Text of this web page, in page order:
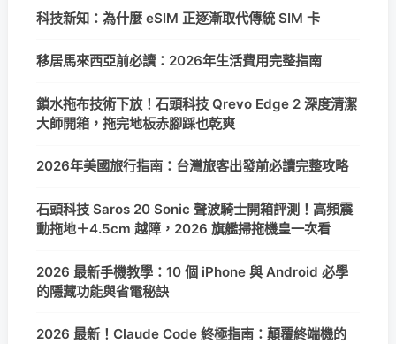
科技新知：為什麼 eSIM 正逐漸取代傳統 SIM 卡
移居馬來西亞前必讀：2026年生活費用完整指南
鎖水拖布技術下放！石頭科技 Qrevo Edge 2 深度清潔
大師開箱，拖完地板赤腳踩也乾爽
2026年美國旅行指南：台灣旅客出發前必讀完整攻略
石頭科技 Saros 20 Sonic 聲波騎士開箱評測！高頻震
動拖地＋4.5cm 越障，2026 旗艦掃拖機皇一次看
2026 最新手機教學：10 個 iPhone 與 Android 必學
的隱藏功能與省電秘訣
2026 最新！Claude Code 終極指南：顛覆終端機的